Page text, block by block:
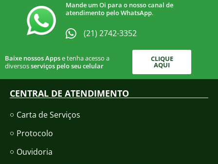
Mande um Oi para o nosso canal de
atendimento pelo WhatsApp.
(21) 2742-3352​
Baixe nossos Appse tenha acesso a
diversosserviços pelo seu celular
CLIQUE
AQUI
CENTRAL DE ATENDIMENTO
Carta de Serviços
Protocolo
Ouvidoria